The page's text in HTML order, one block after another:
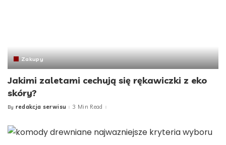
Zakupy
Jakimi zaletami cechują się rękawiczki z eko
skóry?
Posted
By redakcja serwisu 3 Min Read